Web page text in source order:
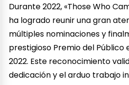
Durante 2022, «Those Who
ha logrado reunir una gran
múltiples nominaciones y
prestigioso Premio del Público
2022. Este reconocimiento
dedicación y el arduo trabajo